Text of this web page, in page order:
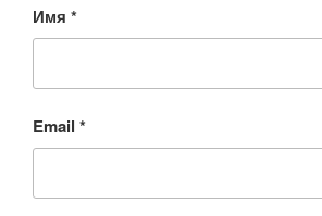
Имя *
Email *